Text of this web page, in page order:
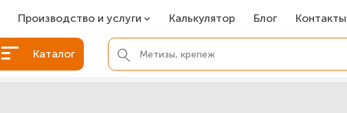
Производство и услуги
Болты БСР
Болты для фундамента
Калькулятор Блог Контакты
Каталог